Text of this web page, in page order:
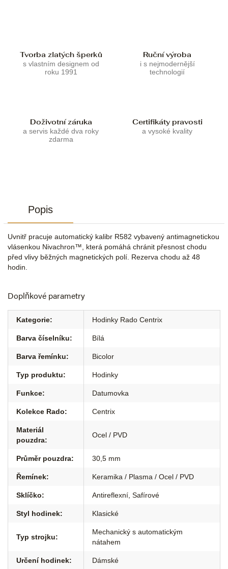
Tvorba zlatých šperků
s vlastním designem od
roku 1991
Ruční výroba
i s nejmodernější
technologií
Doživotní záruka
a servis každé dva roky
zdarma
Certifikáty pravosti
a vysoké kvality
Popis
Uvnitř pracuje automatický kalibr R582 vybavený antimagnetickou
vlásenkou Nivachron™, která pomáhá chránit přesnost chodu
před vlivy běžných magnetických polí. Rezerva chodu až 48
hodin.
Doplňkové parametry
Kategorie: Hodinky Rado Centrix
Barva číselníku: Bílá
Barva řemínku: Bicolor
Typ produktu: Hodinky
Funkce: Datumovka
Kolekce Rado: Centrix
Materiál
pouzdra:
Ocel / PVD
Průměr pouzdra: 30,5 mm
Řemínek: Keramika / Plasma / Ocel / PVD
Sklíčko: Antireflexní Safírové
Styl hodinek: Klasické
Typ strojku:
Mechanický s automatickým
nátahem
Určení hodinek: Dámské